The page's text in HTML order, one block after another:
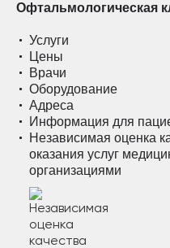
Офтальмологическая
Услуги
Цены
Врачи
Оборудование
Адреса
Информация для
Независимая оценка
оказания услуг
организациями